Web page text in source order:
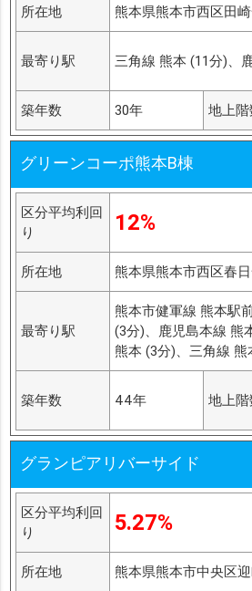
所在地 熊本県熊本市西区田
最寄り駅 三角線 熊本 (11分)、
築年数 30年 地上階
グリーンコーポ熊本B棟
区分平均利回
り
12%
所在地 熊本県熊本市西区春
最寄り駅
熊本市健軍線 熊本駅
(3分)、鹿児島本線 熊
熊本 (3分)、三角線 熊
築年数 44年 地上階
グランピアリバーサイド
区分平均利回
り
5.27%
所在地 熊本県熊本市中央区